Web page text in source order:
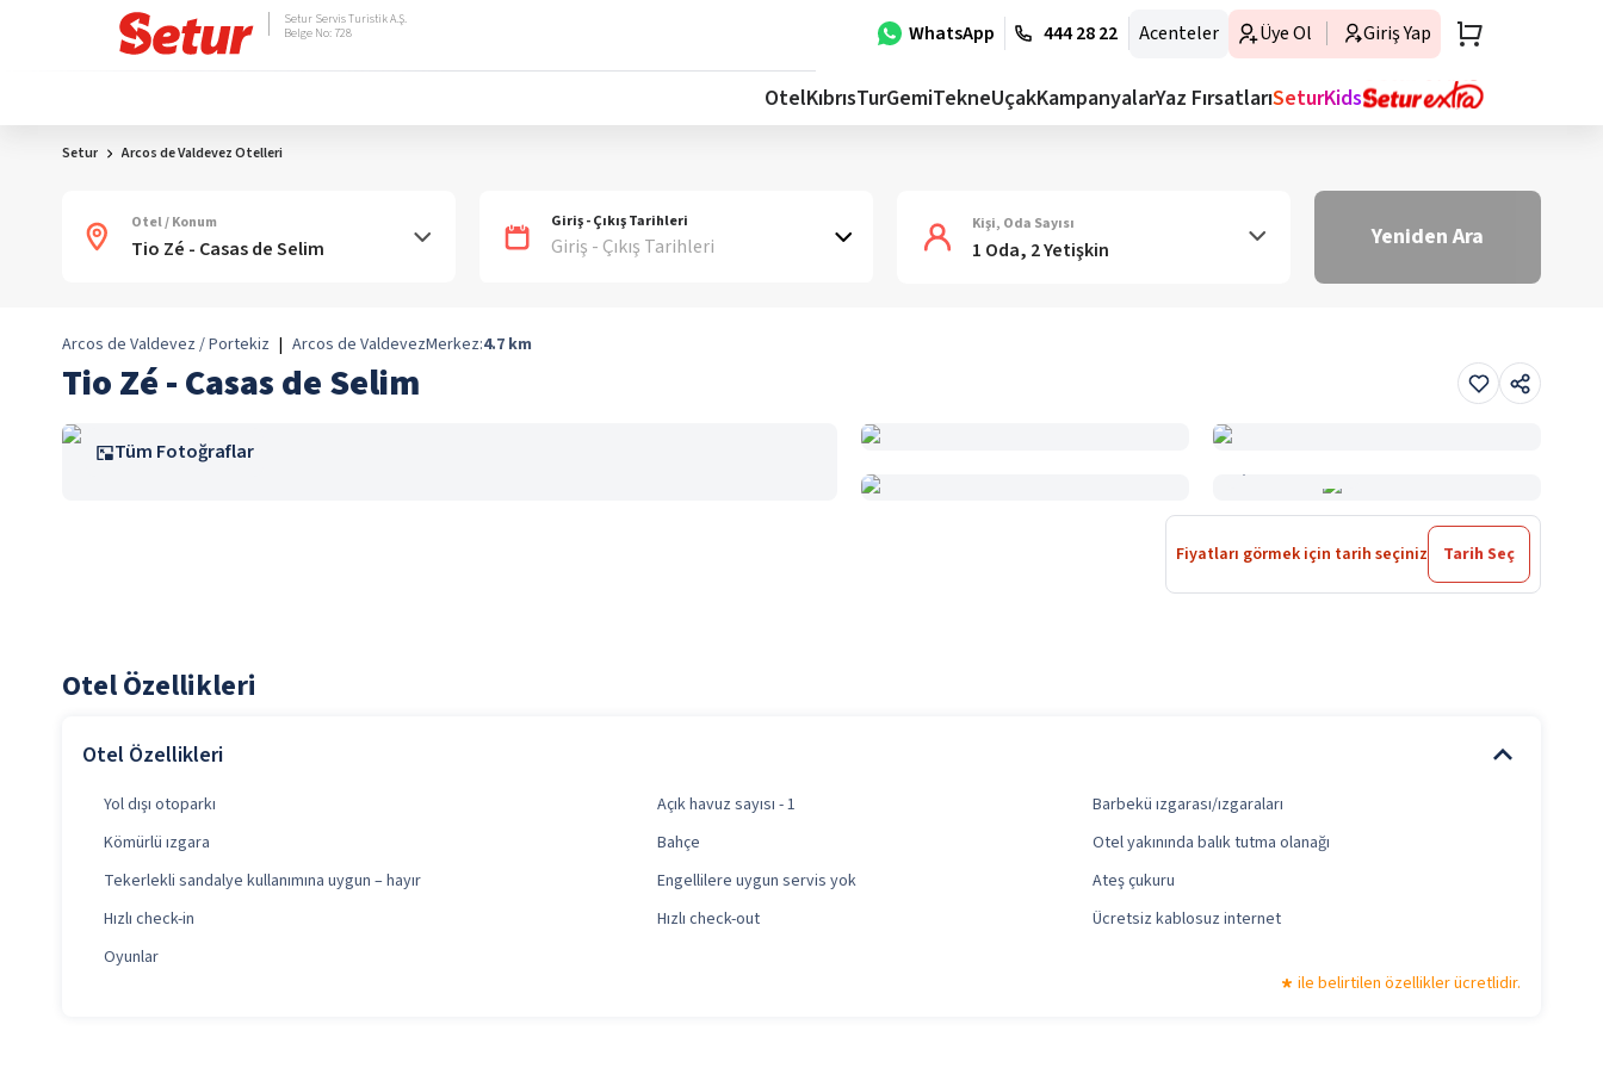
WhatsApp 444 28 22 Acenteler Üye Ol Giriş Yap
Setur Servis Turistik A.Ş.
Belge No: 728
OtelKıbrısTurGemiTekneUçakKampanyalarYaz FırsatlarıSeturKids
Setur Arcos de Valdevez Otelleri
Otel / Konum Giriş - Çıkış Tarihleri
Giriş - Çıkış Tarihleri
Kişi, Oda Sayısı
1 Oda, 2 Yetişkin Yeniden Ara
Arcos de Valdevez / Portekiz | Arcos de ValdevezMerkez:4.7 km
Tio Zé - Casas de Selim
Tüm Fotoğraflar
Fiyatları görmek için tarih seçiniz Tarih Seç
Otel Özellikleri
Otel Özellikleri
Yol dışı otoparkı Açık havuz sayısı - 1
Barbekü ızgarası/ızgaraları
Kömürlü ızgara
Bahçe
Otel yakınında balık tutma olanağı
Tekerlekli sandalye kullanımına uygun – hayır
Engellilere uygun servis yok
Ateş çukuru
Hızlı check-in
Hızlı check-out
Ücretsiz kablosuz internet
Oyunlar
ile belirtilen özellikler ücretlidir.